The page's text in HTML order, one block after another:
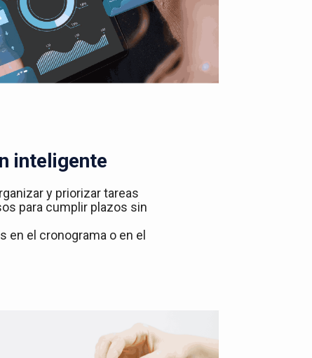
inteligente
y priorizar tareas
para cumplir plazos sin
en el cronograma o en el